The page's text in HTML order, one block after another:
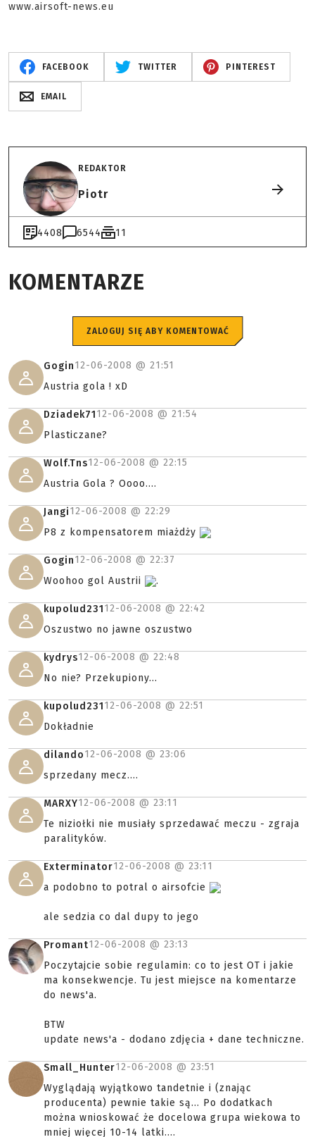
www.airsoft-news.eu
FACEBOOK TWITTER PINTEREST
EMAIL
REDAKTOR
Piotr
4408 6544 11
KOMENTARZE
ZALOGUJ SIĘ ABY KOMENTOWAĆ
Gogin12-06-2008 @ 21:51
Austria gola ! xD
Dziadek7112-06-2008 @ 21:54
Plasticzane?
Wolf.Tns12-06-2008 @ 22:15
Austria Gola ? Oooo....
Jangi12-06-2008 @ 22:29
P8 z kompensatorem miażdży
Gogin12-06-2008 @ 22:37
Woohoo gol Austrii
.
kupolud23112-06-2008 @ 22:42
Oszustwo no jawne oszustwo
kydrys12-06-2008 @ 22:48
No nie? Przekupiony...
kupolud23112-06-2008 @ 22:51
Dokładnie
dilando12-06-2008 @ 23:06
sprzedany mecz....
MARXY12-06-2008 @ 23:11
Te niziołki nie musiały sprzedawać meczu - zgraja
paralityków.
Exterminator12-06-2008 @ 23:11
a podobno to potral o airsofcie
ale sedzia co dal dupy to jego
Promant12-06-2008 @ 23:13
Poczytajcie sobie regulamin: co to jest OT i jakie
ma konsekwencje. Tu jest miejsce na komentarze
do news'a.
BTW
update news'a - dodano zdjęcia + dane techniczne.
Small_Hunter12-06-2008 @ 23:51
Wyglądają wyjątkowo tandetnie i (znając
producenta) pewnie takie są... Po dodatkach
można wnioskować że docelowa grupa wiekowa to
mniej więcej 10-14 latki....